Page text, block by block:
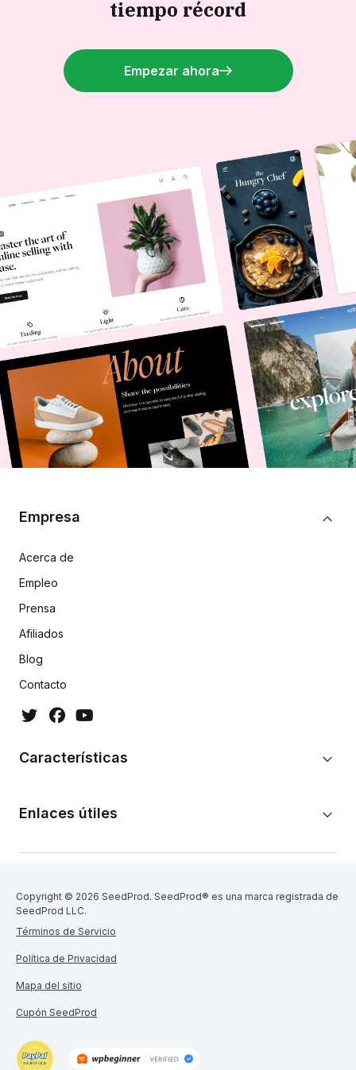
tiempo récord
Empezar ahora
Empresa
Acerca de
Empleo
Prensa
Afiliados
Blog
Contacto
Características
Enlaces útiles
Copyright © 2026 SeedProd. SeedProd® es una marca registrada de
SeedProd LLC.
Términos de Servicio
Política de Privacidad
Mapa del sitio
Cupón SeedProd